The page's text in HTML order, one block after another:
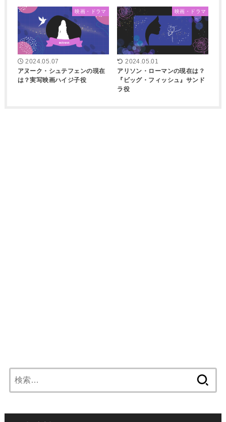
映画・ドラマ
2024.05.07
アヌーク・シュテフェンの現在
は？実写映画ハイジ子役
映画・ドラマ
2024.05.01
アリソン・ローマンの現在は？
『ビッグ・フィッシュ』サンド
ラ役
索: